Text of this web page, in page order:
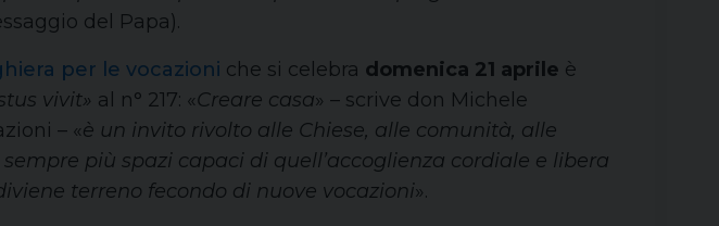
del Papa).
per le vocazioni che si celebra domenica 21 aprile è
vivit» al n° 217: «Creare casa» – scrive don Michele
– «è un invito rivolto alle Chiese, alle comunità, alle
più spazi capaci di quell’accoglienza cordiale e libera
terreno fecondo di nuove vocazioni».